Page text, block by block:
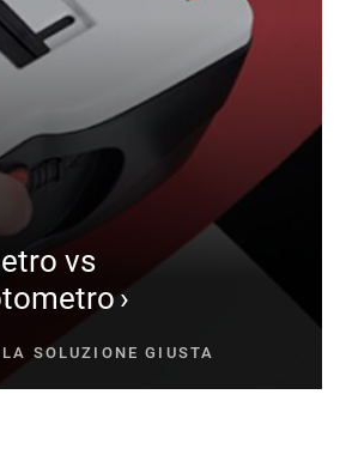
vs
SOLUZIONE GIUSTA